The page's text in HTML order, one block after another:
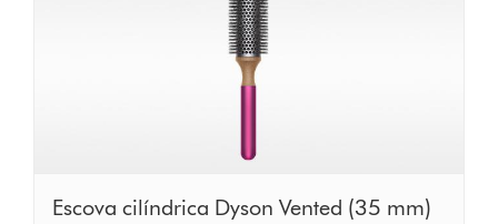
Escova
Escova cilíndrica Dyson Vented (35 mm)